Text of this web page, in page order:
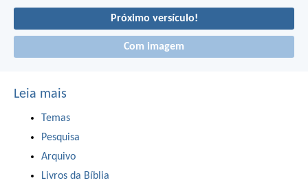
Próximo versículo!
Com imagem
Leia mais
Temas
Pesquisa
Arquivo
Livros da Bíblia